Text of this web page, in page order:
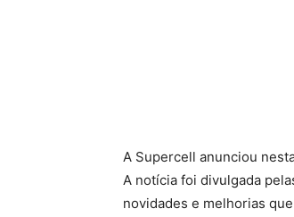
A Supercell anunciou
A notícia foi divulgada
novidades e melhorias